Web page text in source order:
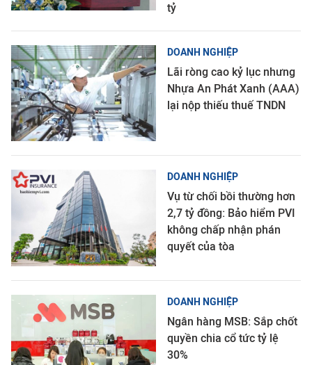
tỷ
DOANH NGHIỆP
Lãi ròng cao kỷ lục nhưng
Nhựa An Phát Xanh (AAA)
lại nộp thiếu thuế TNDN
DOANH NGHIỆP
Vụ từ chối bồi thường hơn
2,7 tỷ đồng: Bảo hiểm PVI
không chấp nhận phán
quyết của tòa
DOANH NGHIỆP
Ngân hàng MSB: Sắp chốt
quyền chia cổ tức tỷ lệ
30%